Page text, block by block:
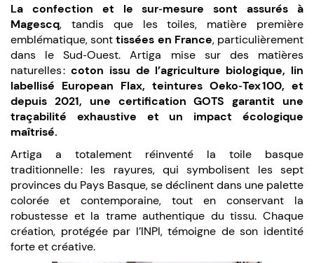
La confection et le sur‑mesure sont assurés à
Magescq, tandis que les toiles, matière première
emblématique, sonttissées en France, particulièrement
dans le Sud‑Ouest. Artiga mise sur des matières
naturelles : coton issu de l’agriculture biologique, lin
labellisé European Flax, teintures Oeko‑Tex 100, et
depuis 2021, une certification GOTS garantit une
traçabilité exhaustive et un impact écologique
maîtrisé.
Artiga a totalement réinventé la toile basque
traditionnelle : les rayures, qui symbolisent les sept
provinces du Pays Basque, se déclinent dans une palette
colorée et contemporaine, tout en conservant la
robustesse et la trame authentique du tissu. Chaque
création, protégée par l’INPI, témoigne de son identité
forte et créative.